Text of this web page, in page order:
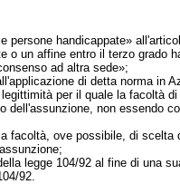
handicappate»
un affine entro il terzo grado
ad altra sede»;
di detta norma in
per il quale la facoltà
dell'assunzione, non essendo
facoltà, ove possibile, di scelta
legge 104/92 al fine di una
92.